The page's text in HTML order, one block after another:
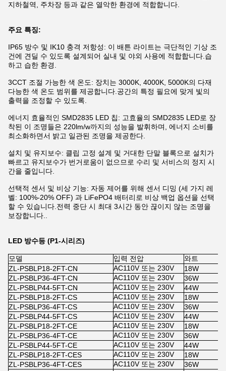
지하철역, 주차장 등과 같은 열악한 환경에 적합합니다.
주요 특징:
IP65 방수 및 IK10 충격 저항성: 이 배튼 라이트는 극단적인 기상 조
건에 견딜 수 있도록 설계되어 실내 및 야외 사용에 적합합니다.습
하고 습한 환경.
3CCT 조절 가능한 색 온도: 장치는 3000K, 4000K, 5000K의 다재
다능한 색 온도 범위를 제공합니다.공간의 특정 필요에 맞게 빛의
출력을 조정할 수 있도록.
에너지 효율적인 SMD2835 LED 칩: 고효율의 SMD2835 LED로 장
착된 이 조명들은 220lm/w까지의 성능을 발휘하며, 에너지 소비를
최소화하면서 밝고 일관된 조명을 제공한다.
설치 및 유지보수: 클립 고정 설계 및 거대한 단말 블록으로 설치가
빠르고 유지보수가 번거로움이 없으므로 수리 및 서비스의 정지 시
간을 줄입니다.
선택적 센서 및 비상 기능: 자동 제어를 위해 센서 디밍 (세 가지 레
벨: 100%-20% OFF) 과 LiFePO4 배터리로 비상 백업 옵션을 선택
할 수 있습니다.전력 중단 시 최대 3시간 동안 끊이지 않는 조명을
보장합니다..
LED 방수등 (P1-시리즈)
모델 입력 전압 와트
ZL-PSBLP18-2FT-CN
AC110V 또는 230V 18W
ZL-PSBLP36-4FT-CN
AC110V 또는 230V 36W
ZL-PSBLP44-5FT-CN
AC110V 또는 230V 44W
ZL-PSBLP18-2FT-CS
AC110V 또는 230V 18W
ZL-PSBLP36-4FT-CS
AC110V 또는 230V 36W
ZL-PSBLP44-5FT-CS
AC110V 또는 230V 44W
ZL-PSBLP18-2FT-CE
AC110V 또는 230V 18W
ZL-PSBLP36-4FT-CE
AC110V 또는 230V 36W
ZL-PSBLP44-5FT-CE
AC110V 또는 230V 44W
ZL-PSBLP18-2FT-CES
AC110V 또는 230V 18W
ZL-PSBLP36-4FT-CES
AC110V 또는 230V 36W